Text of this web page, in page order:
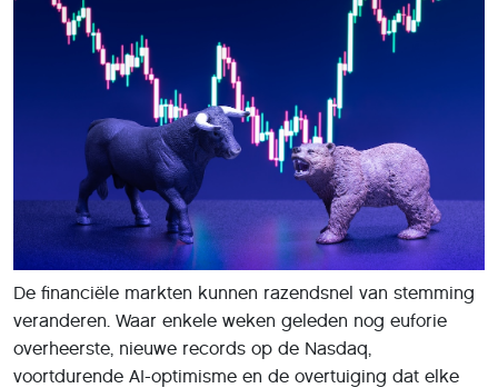
De financiële markten kunnen razendsnel van stemming
veranderen. Waar enkele weken geleden nog euforie
overheerste, nieuwe records op de Nasdaq,
voortdurende AI-optimisme en de overtuiging dat elke